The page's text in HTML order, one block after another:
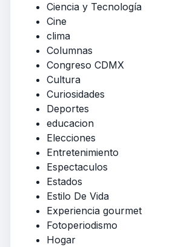
Ciencia y Tecnología
Cine
clima
Columnas
Congreso CDMX
Cultura
Curiosidades
Deportes
educacion
Elecciones
Entretenimiento
Espectaculos
Estados
Estilo De Vida
Experiencia gourmet
Fotoperiodismo
Hogar